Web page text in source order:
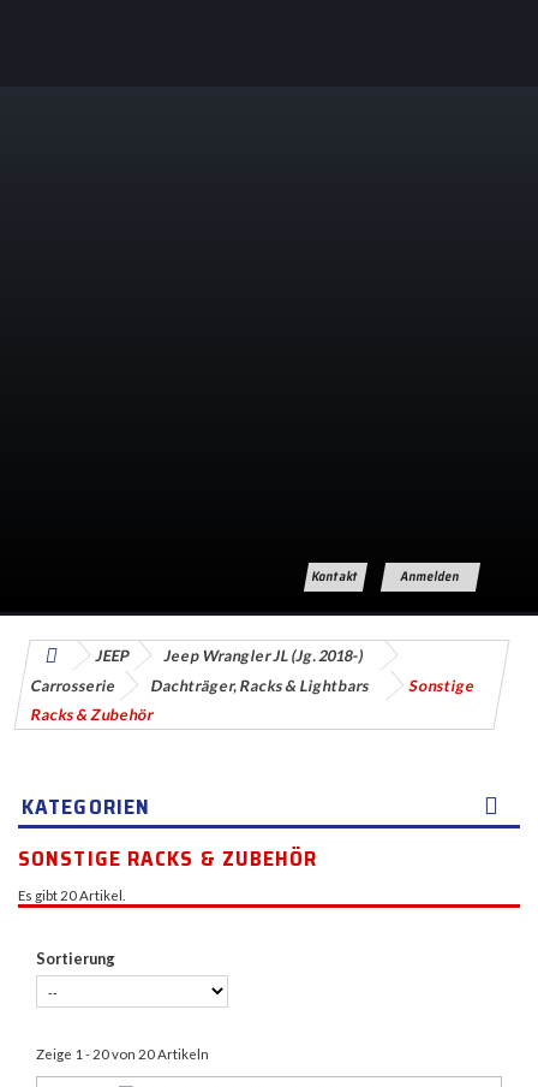
Anmelden
Kontakt
JEEP
Jeep Wrangler JL (Jg. 2018-)
Carrosserie
Dachträger, Racks & Lightbars
Sonstige
Racks & Zubehör
KATEGORIEN
SONSTIGE RACKS & ZUBEHÖR
Es gibt 20 Artikel.
Sortierung
Zeige 1 - 20 von 20 Artikeln